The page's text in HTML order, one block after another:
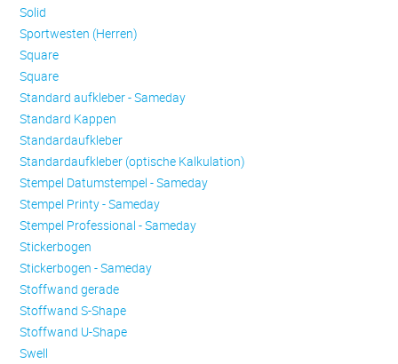
Solid
Sportwesten (Herren)
Square
Square
Standard aufkleber - Sameday
Standard Kappen
Standardaufkleber
Standardaufkleber (optische Kalkulation)
Stempel Datumstempel - Sameday
Stempel Printy - Sameday
Stempel Professional - Sameday
Stickerbogen
Stickerbogen - Sameday
Stoffwand gerade
Stoffwand S-Shape
Stoffwand U-Shape
Swell